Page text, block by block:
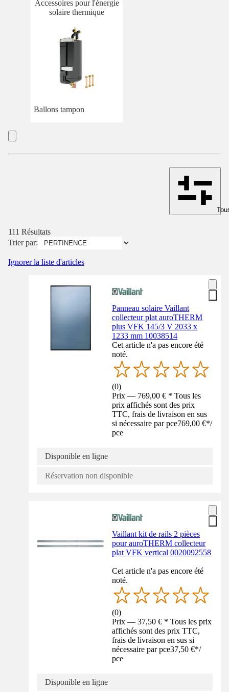
Accessoires pour l'énergie
solaire thermique
Ballons tampon
111 Résultats
Trier par:
Ignorer la liste d'articles
Panneau solaire Vaillant
collecteur plat auroTHERM
plus VFK 145/3 V 2033 x
1233 mm 10038514
Cet article n'a pas encore été
noté.
(0)
Prix — 769,00 € * Tous les
prix affichés sont des prix
TTC, frais de livraison en sus
si nécessaire par pce769,00 €*/
pce
Disponible en ligne
Réservation non disponible
Vaillant kit de rails 2 pièces
pour auroTHERM collecteur
plat VFK vertical 0020092558
Cet article n'a pas encore été
noté.
(0)
Prix — 37,50 € * Tous les prix
affichés sont des prix TTC,
frais de livraison en sus si
nécessaire par pce37,50 €*/
pce
Disponible en ligne